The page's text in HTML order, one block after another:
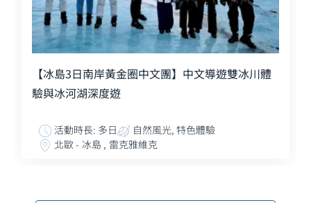
【冰島3日南岸黃金圈中文團】中文導遊雙冰川體
驗與冰河湖深度遊
活動時長: 多日
自然風光, 特色體驗
北歐 - 冰島 , 雷克雅維克